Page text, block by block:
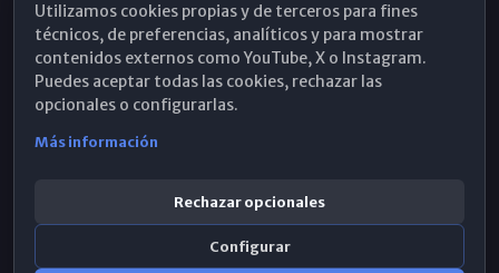
Utilizamos cookies propias y de terceros para fines
técnicos, de preferencias, analíticos y para mostrar
contenidos externos como YouTube, X o Instagram.
Puedes aceptar todas las cookies, rechazar las
opcionales o configurarlas.
Más información
Rechazar opcionales
Configurar